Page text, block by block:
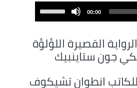
00:00
keys
or
القصيرة اللؤلؤة
جون ستاينبيك